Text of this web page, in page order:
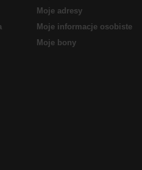
Moje adresy
Moje informacje osobiste
Moje bony